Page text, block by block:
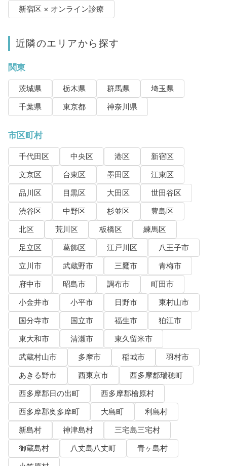
新宿区 × オンライン診療
近隣のエリアから探す
関東
茨城県 栃木県 群馬県
埼玉県
千葉県
東京都 神奈川県
市区町村
千代田区 中央区 港区
新宿区
文京区
台東区 墨田区
江東区
品川区
目黒区 大田区
世田谷区
渋谷区
中野区 杉並区
豊島区
北区
荒川区 板橋区
練馬区
足立区
葛飾区 江戸川区
八王子市
立川市
武蔵野市 三鷹市
青梅市
府中市
昭島市 調布市
町田市
小金井市
小平市 日野市
東村山市
国分寺市
国立市 福生市
狛江市
東大和市
清瀬市
東久留米市
武蔵村山市
多摩市 稲城市
羽村市
あきる野市
西東京市
西多摩郡瑞穂町
西多摩郡日の出町
西多摩郡檜原村
西多摩郡奥多摩町
大島町
利島村
新島村
神津島村
三宅島三宅村
御蔵島村
八丈島八丈町
青ヶ島村